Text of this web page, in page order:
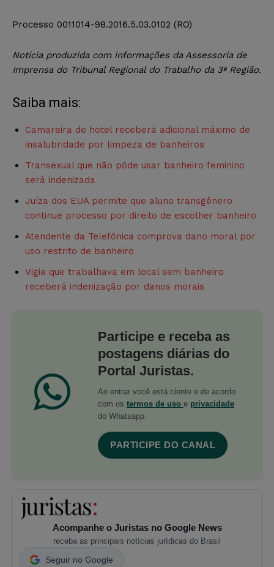
Processo 0011014-98.2016.5.03.0102 (RO)
Notícia produzida com informações da Assessoria de
Imprensa do Tribunal Regional do Trabalho da 3ª Região.
Saiba mais:
Camareira de hotel receberá adicional máximo de
insalubridade por limpeza de banheiros
Transexual que não pôde usar banheiro feminino
será indenizada
Juíza dos EUA permite que aluno transgênero
continue processo por direito de escolher banheiro
Atendente da Telefônica comprova dano moral por
uso restrito de banheiro
Vigia que trabalhava em local sem banheiro
receberá indenização por danos morais
Participe e receba as
postagens diárias do
Portal Juristas.
Ao entrar você está ciente e de acordo
com os termos de uso e privacidade
do Whatsapp.
PARTICIPE DO CANAL
Acompanhe o Juristas no Google News
receba as principais notícias jurídicas do Brasil
Seguir no Google